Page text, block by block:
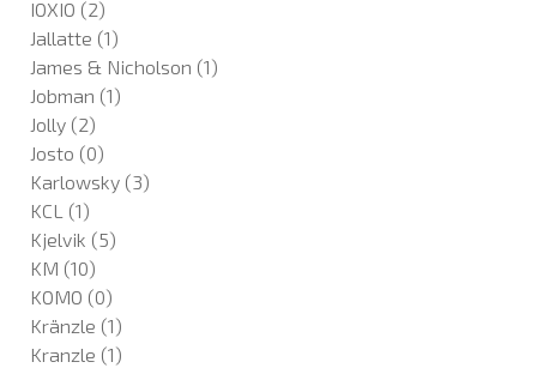
IOXIO (2)
Jallatte (1)
James & Nicholson (1)
Jobman (1)
Jolly (2)
Josto (0)
Karlowsky (3)
KCL (1)
Kjelvik (5)
KM (10)
KOMO (0)
Kränzle (1)
Kranzle (1)